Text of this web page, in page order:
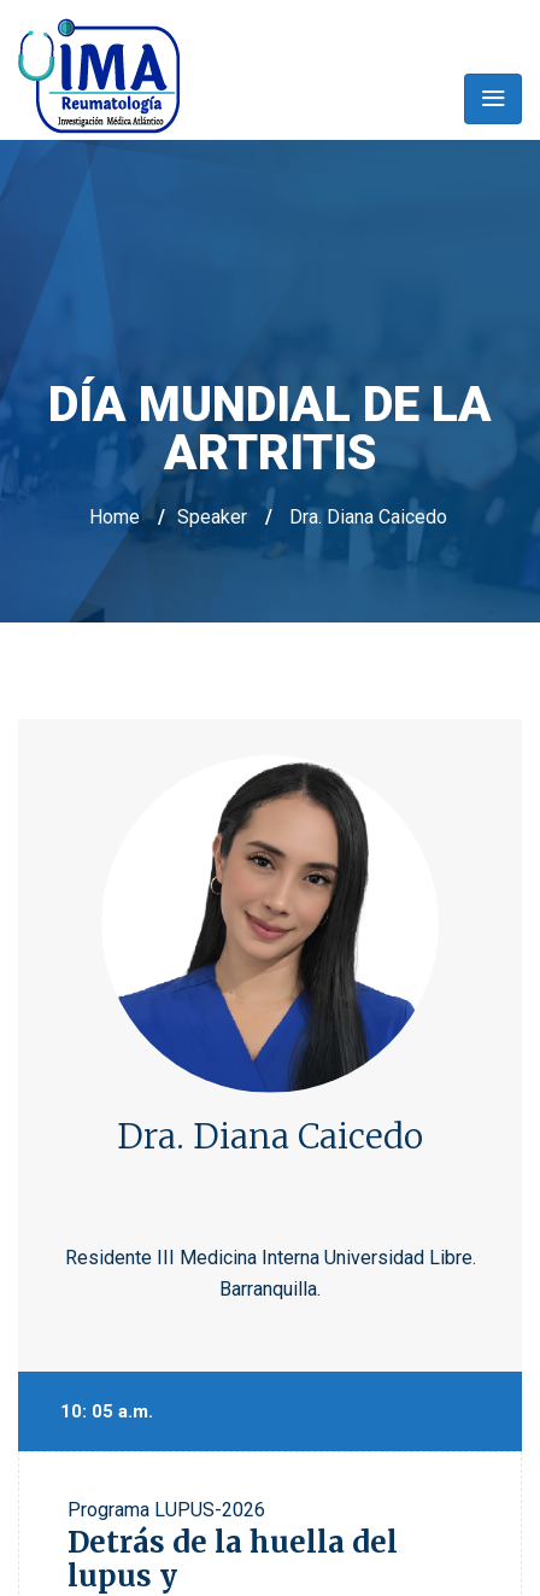
DÍA MUNDIAL DE LA
ARTRITIS
Home / Speaker / Dra. Diana Caicedo
Dra. Diana Caicedo
Residente III Medicina Interna Universidad Libre.
Barranquilla.
10: 05 a.m.
Programa LUPUS-2026
Detrás de la huella del
lupus y